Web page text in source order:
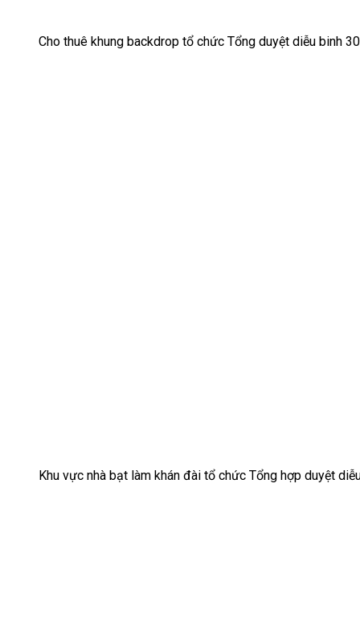
Cho thuê khung backdrop tổ chức Tổng duyệt diễu binh
Khu vực nhà bạt làm khán đài tổ chức Tổng hợp duyệt